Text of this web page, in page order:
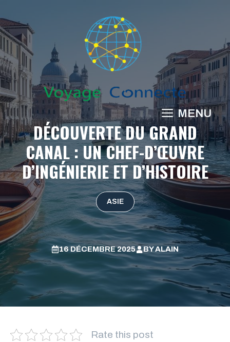
au
contenu
MENU
DÉCOUVERTE DU GRAND
CANAL : UN CHEF-D’ŒUVRE
D’INGÉNIERIE ET D’HISTOIRE
ASIE
16 DÉCEMBRE 2025 BYALAIN
Rate this post